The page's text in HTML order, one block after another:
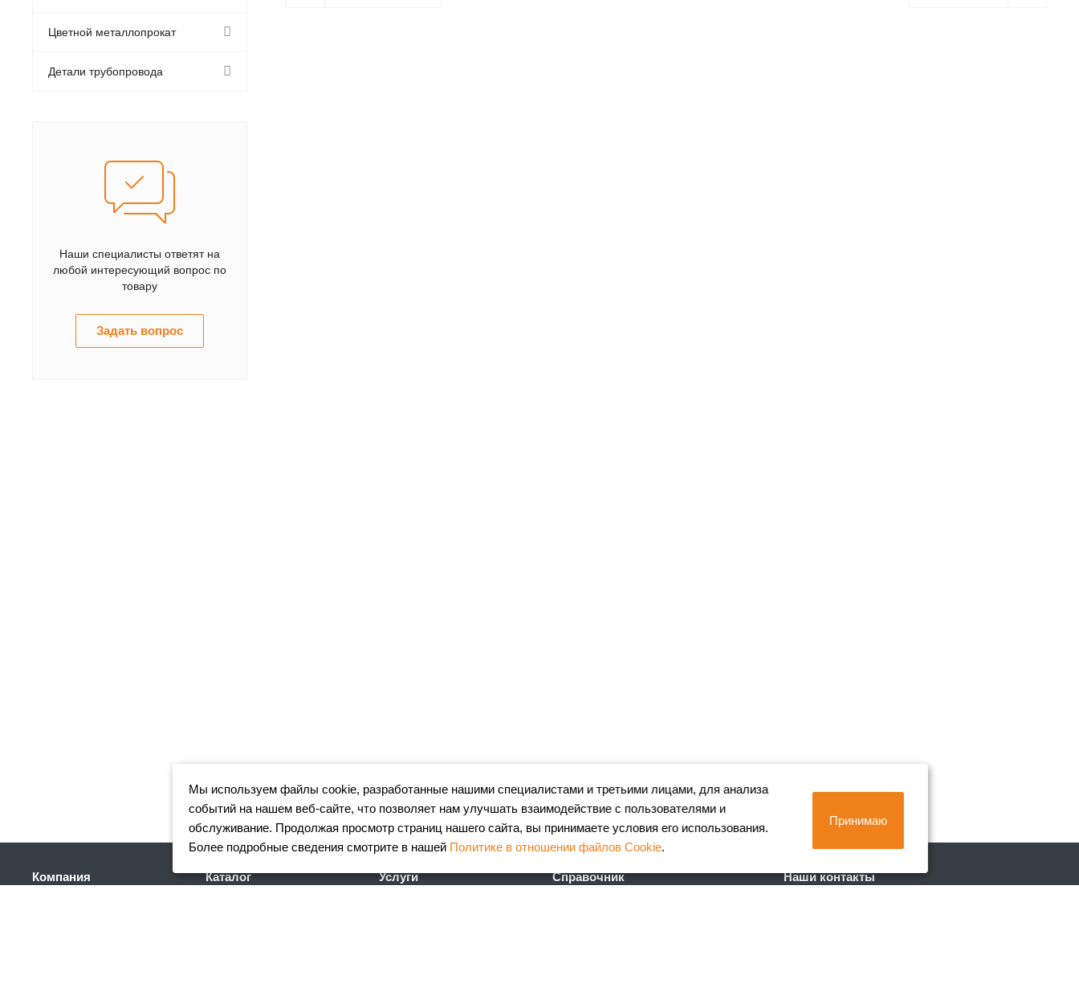
Цветной металлопрокат
Детали трубопровода
Наши специалисты ответят на
любой интересующий вопрос по
товару
Задать вопрос
Компания Каталог Услуги Справочник Наши контакты
Мы используем файлы cookie, разработанные нашими специалистами и третьими лицами, для анализа
событий на нашем веб-сайте, что позволяет нам улучшать взаимодействие с пользователями и
обслуживание. Продолжая просмотр страниц нашего сайта, вы принимаете условия его использования.
Более подробные сведения смотрите в нашей Политике в отношении файлов Cookie.
Принимаю